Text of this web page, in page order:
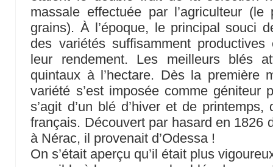
massale effectuée par l’agriculteur
grains). À l’époque, le principal souci
des variétés suffisamment
leur rendement. Les meilleurs blés
quintaux à l’hectare. Dès la première
variété s’est imposée comme
s’agit d’un blé d’hiver et de
français. Découvert par hasard en 1826
à Nérac, il provenait d’Odessa !
On s’était aperçu qu’il était plus